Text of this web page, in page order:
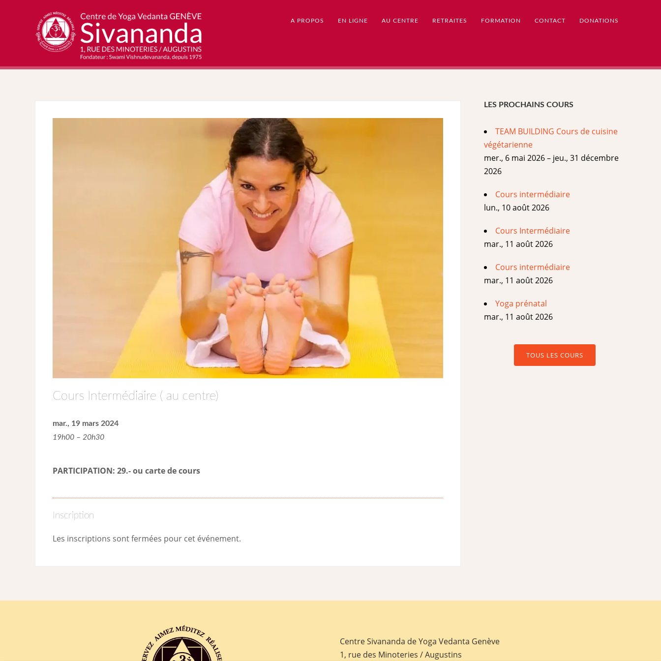
A PROPOS EN LIGNE AU CENTRE RETRAITES FORMATION CONTACT DONATIONS
Cours Intermédiaire ( au centre)
mar., 19 mars 2024
19h00 – 20h30
PARTICIPATION: 29.- ou carte de cours
Inscription
Les inscriptions sont fermées pour cet événement.
LES PROCHAINS COURS
TEAM BUILDING Cours de cuisine
végétarienne
mer., 6 mai 2026 – jeu., 31 décembre
2026
Cours intermédiaire
lun., 10 août 2026
Cours Intermédiaire
mar., 11 août 2026
Cours intermédiaire
mar., 11 août 2026
Yoga prénatal
mar., 11 août 2026
TOUS LES COURS
Centre Sivananda de Yoga Vedanta Genève
1, rue des Minoteries / Augustins